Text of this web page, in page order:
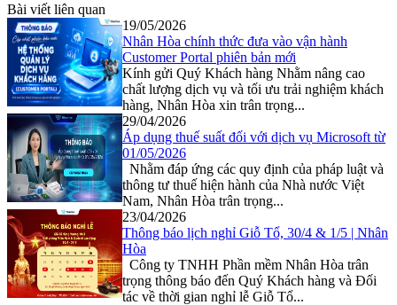
Bài viết liên quan
19/05/2026
Nhân Hòa chính thức đưa vào vận hành
Customer Portal phiên bản mới
Kính gửi Quý Khách hàng Nhằm nâng cao
chất lượng dịch vụ và tối ưu trải nghiệm khách
hàng, Nhân Hòa xin trân trọng...
29/04/2026
Áp dụng thuế suất đối với dịch vụ Microsoft từ
01/05/2026
Nhằm đáp ứng các quy định của pháp luật và
thông tư thuế hiện hành của Nhà nước Việt
Nam, Nhân Hòa trân trọng...
23/04/2026
Thông báo lịch nghỉ Giỗ Tổ, 30/4 & 1/5 | Nhân
Hòa
Công ty TNHH Phần mềm Nhân Hòa trân
trọng thông báo đến Quý Khách hàng và Đối
tác về thời gian nghỉ lễ Giỗ Tổ...